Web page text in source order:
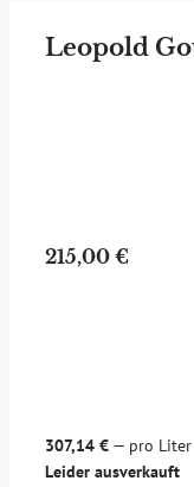
Leopold
215,00 €
307,14 € — pro Liter
Leider ausverkauft